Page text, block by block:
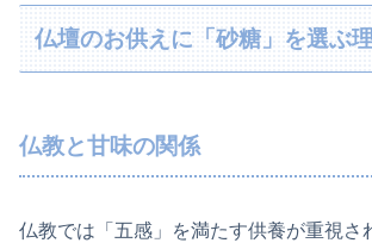
仏壇のお供えに「砂糖」を選ぶ
仏教と甘味の関係
仏教では「五感」を満たす供養が重視さ